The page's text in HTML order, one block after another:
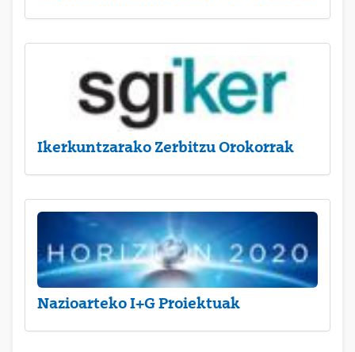
Ikerkuntzarako Zerbitzu Orokorrak
Nazioarteko I+G Proiektuak